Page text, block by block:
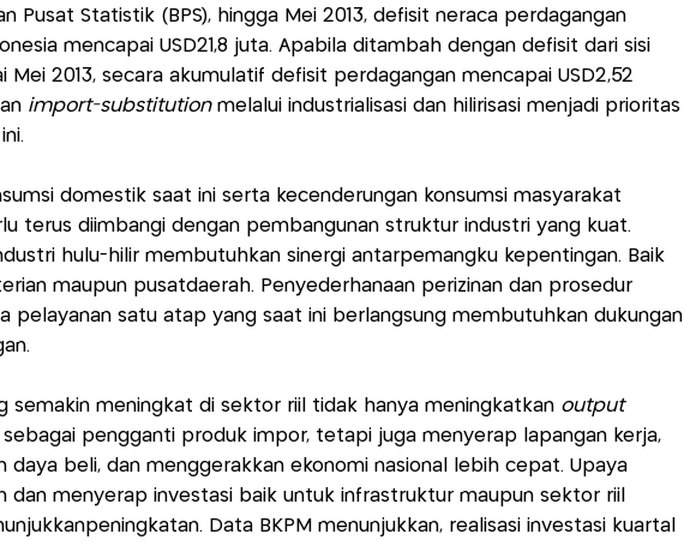
Pusat Statistik (BPS), hingga Mei 2013, defisit neraca perdagangan
mencapai USD21,8 juta. Apabila ditambah dengan defisit dari sisi
Mei 2013, secara akumulatif defisit perdagangan mencapai USD2,52
import-substitution melalui industrialisasi dan hilirisasi menjadi prioritas
domestik saat ini serta kecenderungan konsumsi masyarakat
terus diimbangi dengan pembangunan struktur industri yang kuat.
hulu-hilir membutuhkan sinergi antarpemangku kepentingan. Baik
maupun pusatdaerah. Penyederhanaan perizinan dan prosedur
pelayanan satu atap yang saat ini berlangsung membutuhkan dukungan
semakin meningkat di sektor riil tidak hanya meningkatkan output
pengganti produk impor, tetapi juga menyerap lapangan kerja,
daya beli, dan menggerakkan ekonomi nasional lebih cepat. Upaya
dan menyerap investasi baik untuk infrastruktur maupun sektor riil
Data BKPM menunjukkan, realisasi investasi kuartal